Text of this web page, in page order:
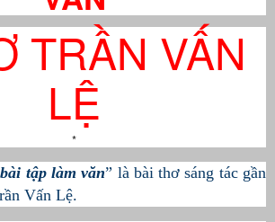
TRẦN VẤN
LỆ
*
tập làm văn” là bài thơ sáng tác gần
Vấn Lệ.